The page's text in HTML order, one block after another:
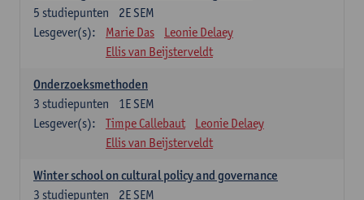
2E SEM
5 studiepunten
Lesgever(s):
Marie Das
Leonie Delaey
Ellis van Beijsterveldt
Onderzoeksmethoden
1E SEM
3 studiepunten
Lesgever(s):
Timpe Callebaut
Leonie Delaey
Ellis van Beijsterveldt
Winter school on cultural policy and governance
2E SEM
3 studiepunten